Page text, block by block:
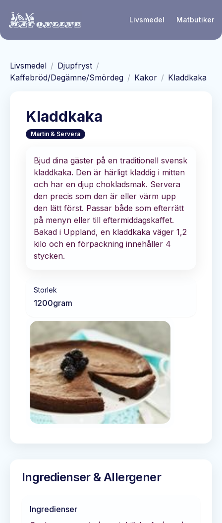
Livsmedel Matbutiker
Livsmedel / Djupfryst /
Kaffebröd/Degämne/Smördeg / Kakor / Kladdkaka
Kladdkaka
Martin & Servera
Bjud dina gäster på en traditionell svensk
kladdkaka. Den är härligt kladdig i mitten
och har en djup chokladsmak. Servera
den precis som den är eller värm upp
den lätt först. Passar både som efterrätt
på menyn eller till eftermiddagskaffet.
Bakad i Uppland, en kladdkaka väger 1,2
kilo och en förpackning innehåller 4
stycken.
Storlek
1200gram
Ingredienser & Allergener
Ingredienser